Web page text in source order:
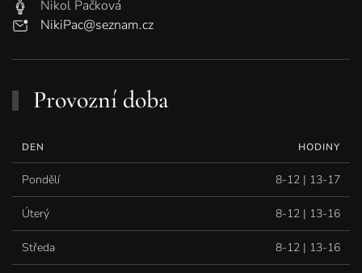
Nikol Pačková
NikiPac@seznam.cz
Provozní doba
DEN HODINY
Pondělí 8-12 | 13-17
Úterý 8-12 | 13-16
Středa 8-12 | 13-16